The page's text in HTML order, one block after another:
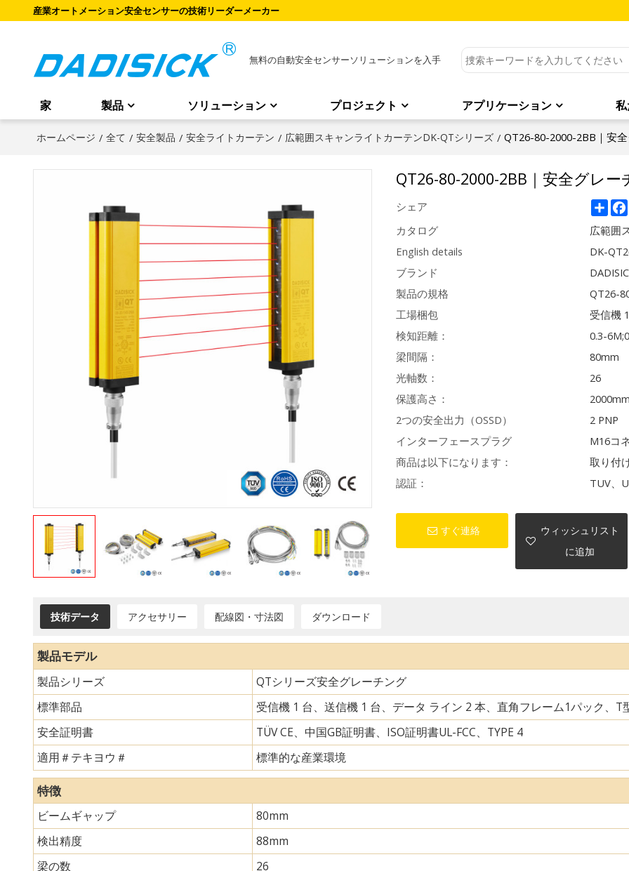
産業オートメーション安全センサーの技術リーダーメーカー
無料の自動安全センサーソリューションを入手
家 製品 ソリューション プロジェクト アプリケーション
ホームページ / 全て / 安全製品 / 安全ライトカーテン / 広範囲スキャンライトカーテンDK-QTシリーズ / QT26-80-2000-2BB｜安
QT26-80-2000-2BB｜安全グレー
シェア
カタログ
広範囲
English details
DK-
ブランド
製品の規格
QT26-
工場梱包
受信機
検知距離：
0.3-
梁間隔：
80mm
光軸数：
26
保護高さ：
2000mm
2つの安全出力（OSSD）
2 PNP
インターフェースプラグ
M16コ
商品は以下になります：
取り付
認証：
TUV、
すぐ連絡
ウィッシュリスト
に追加
技術データ アクセサリー 配線図・寸法図 ダウンロード
製品モデル
製品シリーズ
QTシリーズ安全グレーチング
標準部品
受信機 1 台、送信機 1 台、データ ライン 2 本、直角フレーム1パック、T
安全証明書
TÜV CE、中国GB証明書、ISO証明書UL-FCC、TYPE 4
適用＃テキヨウ＃
標準的な産業環境
特徴
ビームギャップ
80mm
検出精度
88mm
梁の数
26